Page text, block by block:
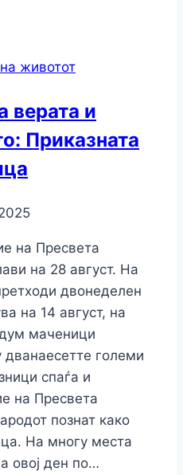
животот
верата и
Приказната
на Пресвета
на 28 август. На
двонеделен
на 14 август, на
маченици
дванаесетте големи
спаѓа и
на Пресвета
познат како
На многу места
овој ден по…